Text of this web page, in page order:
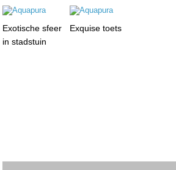
Exotische sfeer
in stadstuin
Exquise toets